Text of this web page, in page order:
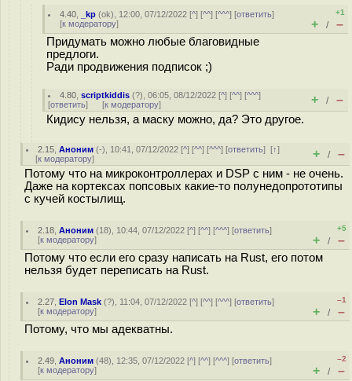
4.40 _kp (ok), 12:00, 07/12/2022 [^] [^^] [^^^] [ответить]
[к модератору]
+1
+ / –
Придумать можно любые благовидные
предлоги.
Ради продвижения подписок ;)
4.80 ,scriptkiddis (?), 06:05, 08/12/2022 [^] [^^] [^^^]
[ответить] [к модератору] + / –
Кидису нельзя, а маску можно, да? Это другое.
2.15 ,Аноним (-), 10:41, 07/12/2022 [^] [^^] [^^^] [ответить][↑]
[к модератору] + / –
Потому что на микроконтроллерах и DSP с ним - не очень.
Даже на кортексах попсовых какие-то полунедопрототипы
с кучей костылищ.
2.18 ,Аноним (18), 10:44, 07/12/2022 [^] [^^] [^^^] [ответить]
[к модератору]
+5
+ / –
Потому что если его сразу написать на Rust, его потом
нельзя будет переписать на Rust.
2.27 ,Elon Mask (?), 11:04, 07/12/2022 [^] [^^] [^^^] [ответить]
[к модератору]
–1
+ / –
Потому, что мы адекватны.
2.49 ,Аноним (48), 12:35, 07/12/2022 [^] [^^] [^^^] [ответить]
[к модератору]
–2
+ / –